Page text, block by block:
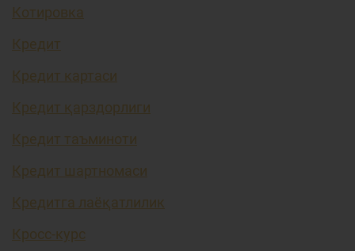
Котировка
Кредит
Кредит картаси
Кредит қарздорлиги
Кредит таъминоти
Кредит шартномаси
Кредитга лаёқатлилик
Кросс-курс